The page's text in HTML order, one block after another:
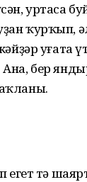
уртаса
ҡурҡып,
бер
тә